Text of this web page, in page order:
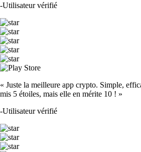
-Utilisateur vérifié
« Juste la meilleure app crypto. Simple,
mis 5 étoiles, mais elle en mérite 10 ! »
-Utilisateur vérifié